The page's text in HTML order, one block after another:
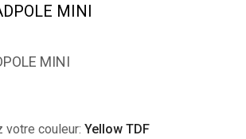
MINI
MINI
votre couleur: Yellow TDF